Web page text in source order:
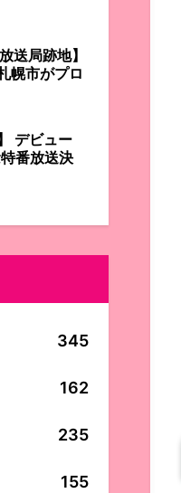
送局跡地】
幌市がプロ
デビュー
番放送決
345
162
235
155